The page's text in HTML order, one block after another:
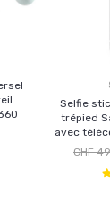
Selfie
trépied
avec
CHF